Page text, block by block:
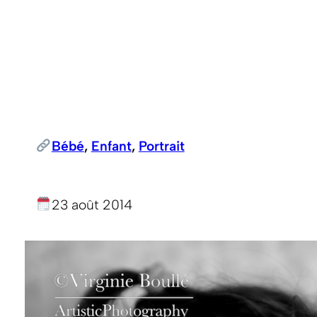
Bébé, Enfant, Portrait
23 août 2014